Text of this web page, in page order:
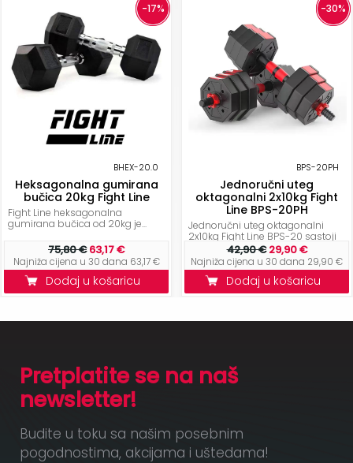
-17%
BHEX-20.0
Heksagonalna gumirana
bučica 20kg Fight Line
Fight Line heksagonalna
gumirana bučica od 20kg je...
75,80 €63,17 €
Najniža cijena u 30 dana 63,17 €
Dodaj u košaricu
-30%
BPS-20PH
Jednoručni uteg
oktagonalni 2x10kg Fight
Line BPS-20PH
Jednoručni uteg oktagonalni
2x10kg Fight Line BPS-20 sastoji
42,90 €29,90 €
Najniža cijena u 30 dana 29,90 €
Dodaj u košaricu
Pretplatite se na naš
newsletter!
Budite u toku sa našim posebnim
pogodnostima, akcijama i uštedama!